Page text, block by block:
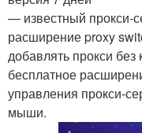
— известный прокси-
расширение proxy
добавлять прокси
бесплатное
управления прокси-
мыши.